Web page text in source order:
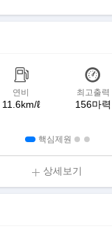
연비
11.6km/ℓ
최고출력
156마력
핵심제원
상세보기